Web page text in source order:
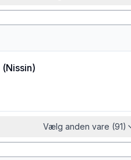
(Nissin)
Vælg anden vare (91)